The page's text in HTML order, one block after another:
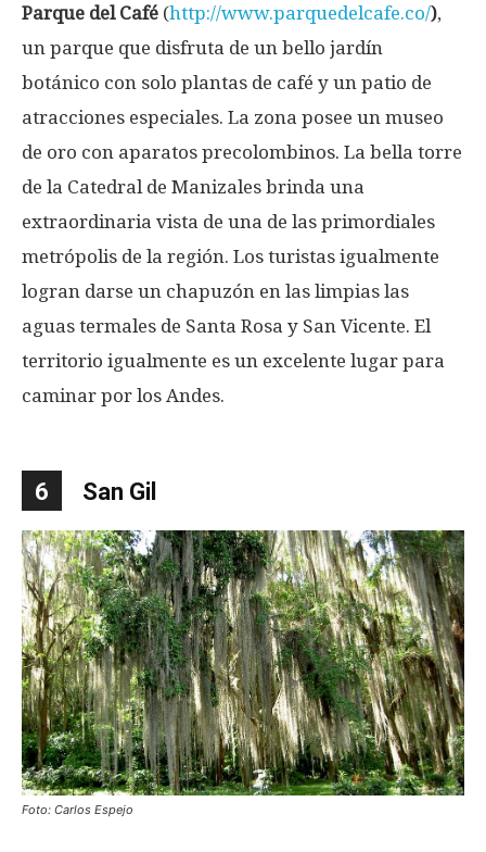
Parque del Café (http://www.parquedelcafe.co/),
un parque que disfruta de un bello jardín
botánico con solo plantas de café y un patio de
atracciones especiales. La zona posee un museo
de oro con aparatos precolombinos. La bella torre
de la Catedral de Manizales brinda una
extraordinaria vista de una de las primordiales
metrópolis de la región. Los turistas igualmente
logran darse un chapuzón en las limpias las
aguas termales de Santa Rosa y San Vicente. El
territorio igualmente es un excelente lugar para
caminar por los Andes.
6 San Gil
Foto: Carlos Espejo